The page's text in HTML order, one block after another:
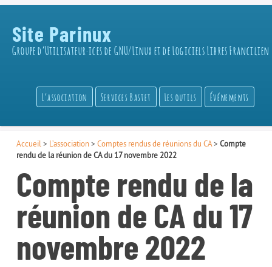
Site Parinux
Groupe d’Utilisateur·ices de GNU/Linux et de Logiciels Libres Francilien
L’association Services Bastet Les outils Événements
Accueil > L’association> Comptes rendus de réunions du CA> Compte
rendu de la réunion de CA du 17 novembre 2022
Compte rendu de la
réunion de CA du 17
novembre 2022